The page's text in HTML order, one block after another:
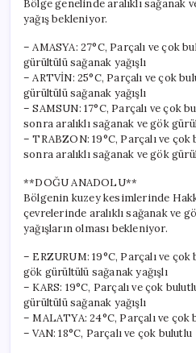
Bölge genelinde aralıklı sağanak
yağış bekleniyor.
– AMASYA: 27°C, Parçalı ve çok
gürültülü sağanak yağışlı
– ARTVİN: 25°C, Parçalı ve çok
gürültülü sağanak yağışlı
– SAMSUN: 17°C, Parçalı ve çok
sonra aralıklı sağanak ve gök
– TRABZON: 19°C, Parçalı ve
sonra aralıklı sağanak ve gök
**DOĞU ANADOLU**
Bölgenin kuzey kesimlerinde
çevrelerinde aralıklı sağanak ve
yağışların olması bekleniyor.
– ERZURUM: 19°C, Parçalı ve çok
gök gürültülü sağanak yağışlı
– KARS: 19°C, Parçalı ve çok
gürültülü sağanak yağışlı
– MALATYA: 24°C, Parçalı ve çok
– VAN: 18°C, Parçalı ve çok bulutlu